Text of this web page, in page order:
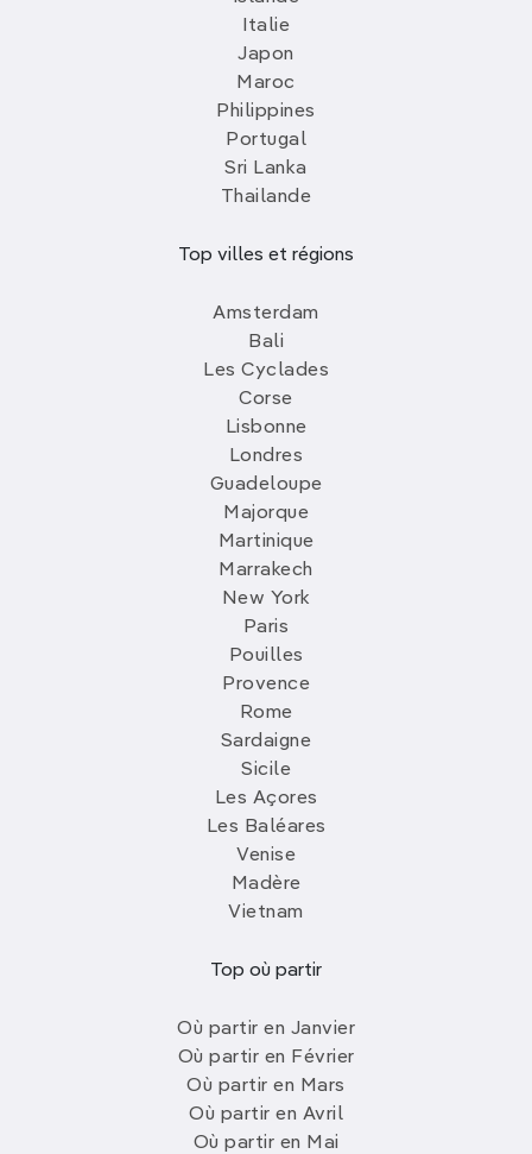
Italie
Japon
Maroc
Philippines
Portugal
Sri Lanka
Thailande
Top villes et régions
Amsterdam
Bali
Les Cyclades
Corse
Lisbonne
Londres
Guadeloupe
Majorque
Martinique
Marrakech
New York
Paris
Pouilles
Provence
Rome
Sardaigne
Sicile
Les Açores
Les Baléares
Venise
Madère
Vietnam
Top où partir
Où partir en Janvier
Où partir en Février
Où partir en Mars
Où partir en Avril
Où partir en Mai